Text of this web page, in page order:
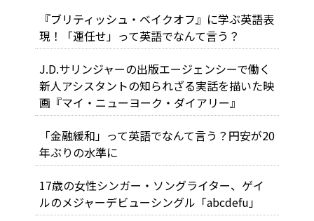
『ブリティッシュ・ベイクオフ』に学ぶ英語表
現！「運任せ」って英語でなんて言う？
J.D.サリンジャーの出版エージェンシーで働く
新人アシスタントの知られざる実話を描いた映
画『マイ・ニューヨーク・ダイアリー』
「金融緩和」って英語でなんて言う？円安が20
年ぶりの水準に
17歳の女性シンガー・ソングライター、ゲイ
ルのメジャーデビューシングル「abcdefu」